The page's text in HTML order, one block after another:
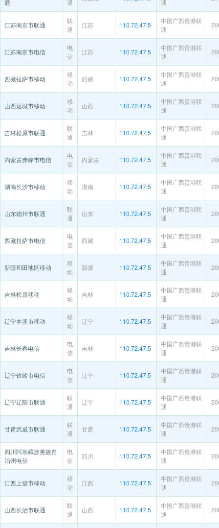
通
通
通
江苏南京市联通
联
通
江苏 110.72.47.5
中国广西贵港联
通
江苏南京市电信
电
信
江苏 110.72.47.5
中国广西贵港联
通
西藏拉萨市移动
移
动
西藏 110.72.47.5
中国广西贵港联
通
山西运城市移动
移
动
山西 110.72.47.5
中国广西贵港联
通
吉林松原市联通
联
通
吉林 110.72.47.5
中国广西贵港联
通
内蒙古赤峰市电信
电
信
内蒙古 110.72.47.5
中国广西贵港联
通
湖南长沙市移动
移
动
湖南 110.72.47.5
中国广西贵港联
通
山东德州市联通
联
通
山东 110.72.47.5
中国广西贵港联
通
西藏拉萨市电信
电
信
西藏 110.72.47.5
中国广西贵港联
通
新疆和田地区移动
移
动
新疆 110.72.47.5
中国广西贵港联
通
吉林松原移动
移
动
吉林 110.72.47.5
中国广西贵港联
通
辽宁本溪市移动
移
动
辽宁 110.72.47.5
中国广西贵港联
通
吉林长春电信
电
信
吉林 110.72.47.5
中国广西贵港联
通
辽宁铁岭市电信
电
信
辽宁 110.72.47.5
中国广西贵港联
通
辽宁辽阳市联通
联
通
辽宁 110.72.47.5
中国广西贵港联
通
甘肃武威市联通
联
通
甘肃 110.72.47.5
中国广西贵港联
通
四川阿坝藏族羌族自
治州电信
电
信
四川 110.72.47.5
中国广西贵港联
通
江西上饶市移动
移
动
江西 110.72.47.5
中国广西贵港联
通
山西长治市联通
联
通
山西 110.72.47.5
中国广西贵港联
通